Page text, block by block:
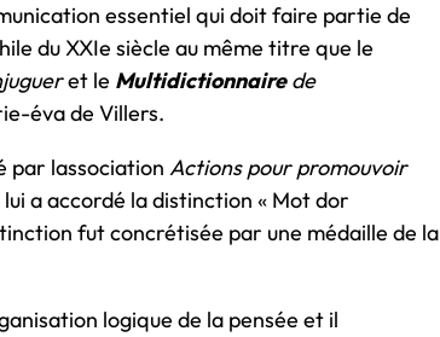
essentiel qui doit faire partie de
du XXIe siècle au même titre que le
et le Multidictionnairede
éva de Villers.
lassociation Actions pour promouvoir
a accordé la distinction « Mot dor
fut concrétisée par une médaille de la
logique de la pensée et il